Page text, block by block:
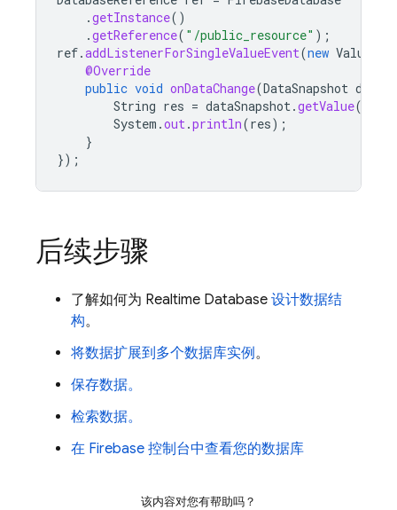
.getInstance()
.getReference( "/public_resource" );
ref.addListenerForSingleValueEvent(new
@Override
public void onDataChange(DataSnapshot
String res = dataSnapshot.getValue();
System .out.println(res);
}
});
后续步骤
了解如何为 Realtime Database 设计数据结
构。
将数据扩展到多个数据库实例。
保存数据。
检索数据。
在 Firebase 控制台中查看您的数据库
该内容对您有帮助吗？